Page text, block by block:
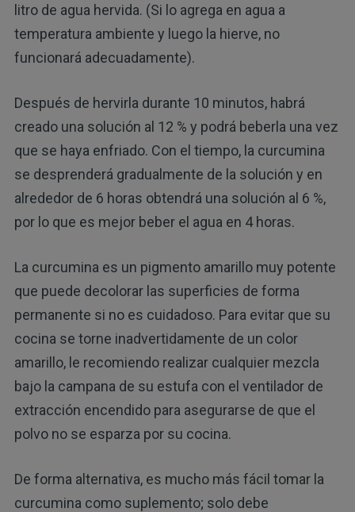
litro de agua hervida. (Si lo agrega en agua a
temperatura ambiente y luego la hierve, no
funcionará adecuadamente).
Después de hervirla durante 10 minutos, habrá
creado una solución al 12 % y podrá beberla una vez
que se haya enfriado. Con el tiempo, la curcumina
se desprenderá gradualmente de la solución y en
alrededor de 6 horas obtendrá una solución al 6 %,
por lo que es mejor beber el agua en 4 horas.
La curcumina es un pigmento amarillo muy potente
que puede decolorar las superficies de forma
permanente si no es cuidadoso. Para evitar que su
cocina se torne inadvertidamente de un color
amarillo, le recomiendo realizar cualquier mezcla
bajo la campana de su estufa con el ventilador de
extracción encendido para asegurarse de que el
polvo no se esparza por su cocina.
De forma alternativa, es mucho más fácil tomar la
curcumina como suplemento; solo debe